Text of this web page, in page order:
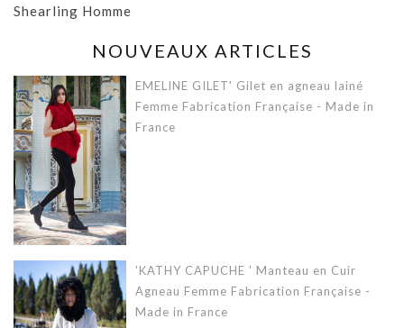
Shearling Homme
NOUVEAUX ARTICLES
EMELINE GILET' Gilet en agneau lainé
Femme Fabrication Française - Made in
France
'KATHY CAPUCHE ' Manteau en Cuir
Agneau Femme Fabrication Française -
Made in France